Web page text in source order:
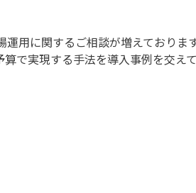
運用に関するご相談が増えておりま
で実現する手法を導入事例を交え